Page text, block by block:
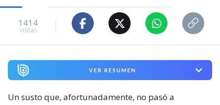
1414
visitas
VER RESUMEN
Un susto que, afortunadamente, no pasó a